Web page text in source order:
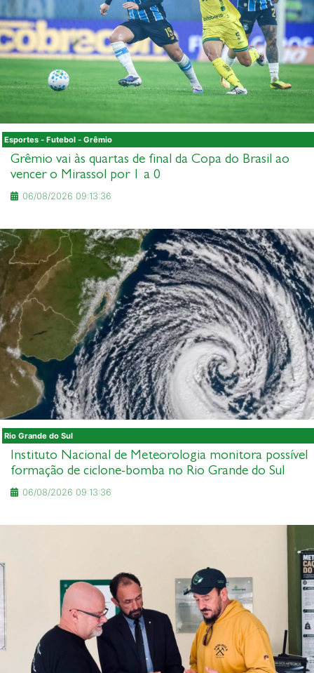
Esportes - Futebol - Grêmio
Grêmio vai às quartas de final da Copa do Brasil ao
vencer o Mirassol por 1 a 0
06/08/2026 09:13:36
Rio Grande do Sul
Instituto Nacional de Meteorologia monitora possível
formação de ciclone-bomba no Rio Grande do Sul
06/08/2026 09:13:36